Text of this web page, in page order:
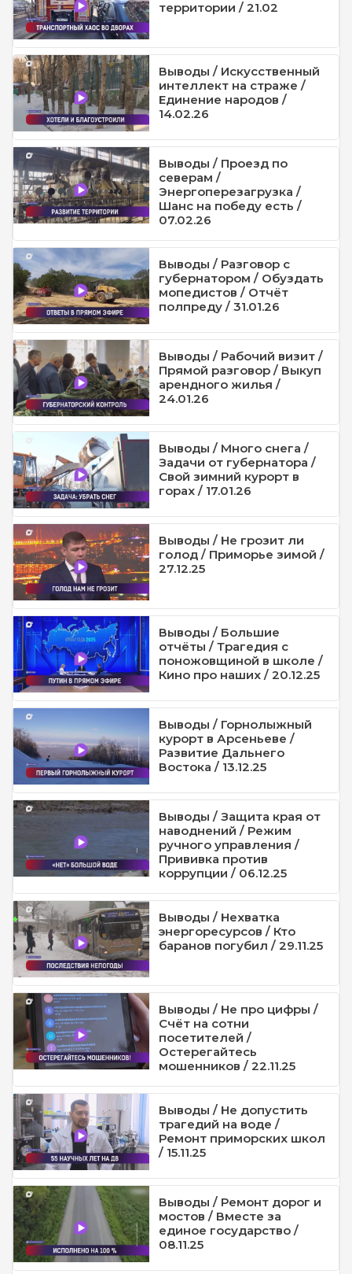
территории / 21.02
Выводы / Искусственный
интеллект на страже /
Единение народов /
14.02.26
Выводы / Проезд по
северам /
Энергоперезагрузка /
Шанс на победу есть /
07.02.26
Выводы / Разговор с
губернатором / Обуздать
мопедистов / Отчёт
полпреду / 31.01.26
Выводы / Рабочий визит /
Прямой разговор / Выкуп
арендного жилья /
24.01.26
Выводы / Много снега /
Задачи от губернатора /
Свой зимний курорт в
горах / 17.01.26
Выводы / Не грозит ли
голод / Приморье зимой /
27.12.25
Выводы / Большие
отчёты / Трагедия с
поножовщиной в школе /
Кино про наших / 20.12.25
Выводы / Горнолыжный
курорт в Арсеньеве /
Развитие Дальнего
Востока / 13.12.25
Выводы / Защита края от
наводнений / Режим
ручного управления /
Прививка против
коррупции / 06.12.25
Выводы / Нехватка
энергоресурсов / Кто
баранов погубил / 29.11.25
Выводы / Не про цифры /
Счёт на сотни
посетителей /
Остерегайтесь
мошенников / 22.11.25
Выводы / Не допустить
трагедий на воде /
Ремонт приморских школ
/ 15.11.25
Выводы / Ремонт дорог и
мостов / Вместе за
единое государство /
08.11.25